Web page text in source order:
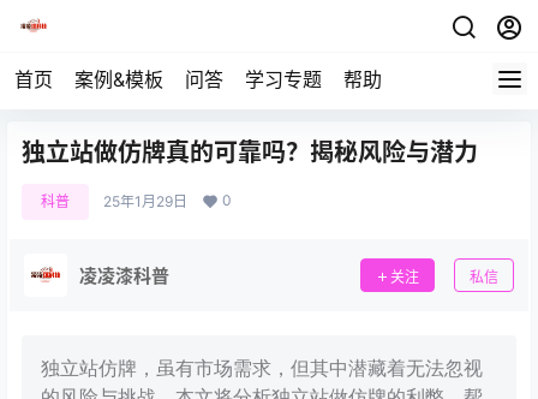
首页 案例&模板 问答 学习专题 帮助
独立站做仿牌真的可靠吗？揭秘风险与潜力
科普 25年1月29日 0
凌凌漆科普 关注 私信
独立站仿牌，虽有市场需求，但其中潜藏着无法忽视